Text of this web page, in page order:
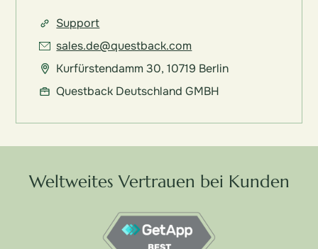
Support
sales.de@questback.com
Kurfürstendamm 30, 10719 Berlin
Questback Deutschland GMBH
Weltweites Vertrauen bei Kunden